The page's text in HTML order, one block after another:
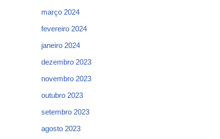
março 2024
fevereiro 2024
janeiro 2024
dezembro 2023
novembro 2023
outubro 2023
setembro 2023
agosto 2023